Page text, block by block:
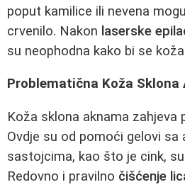
poput kamilice ili nevena
crvenilo. Nakon laserske
su neophodna kako bi se
Problematična Koža Sklona
Koža sklona aknama zahjeva
Ovdje su od pomoći gelovi sa
sastojcima, kao što je cink,
Redovno i pravilno čišćenje